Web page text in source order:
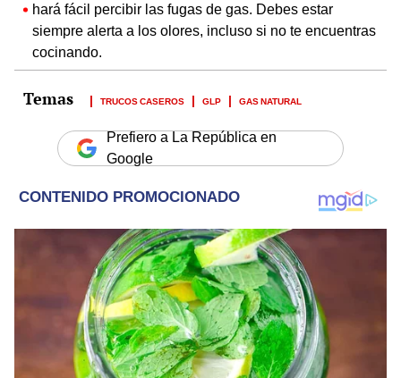
hará fácil percibir las fugas de gas. Debes estar
siempre alerta a los olores, incluso si no te encuentras
cocinando.
TRUCOS CASEROS GLP GAS NATURAL
Prefiero a La República en
Google